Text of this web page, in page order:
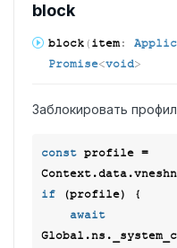
block
block (item:
Promise<void>
Заблокировать
const profile =
if (profile) {
await